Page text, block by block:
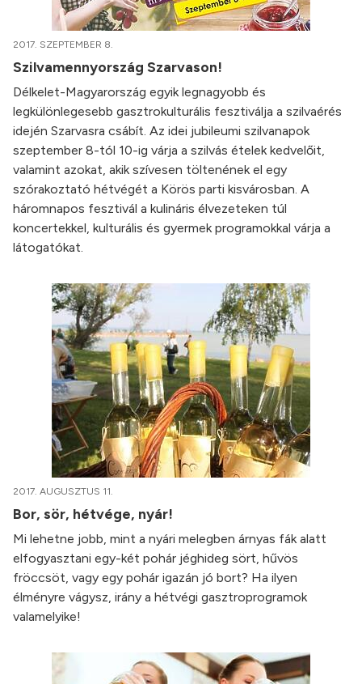
2017. SZEPTEMBER 8.
Szilvamennyország Szarvason!
Délkelet-Magyarország egyik legnagyobb és
legkülönlegesebb gasztrokulturális fesztiválja a szilvaérés
idején Szarvasra csábít. Az idei jubileumi szilvanapok
szeptember 8-tól 10-ig várja a szilvás ételek kedvelőit,
valamint azokat, akik szívesen töltenének el egy
szórakoztató hétvégét a Körös parti kisvárosban. A
háromnapos fesztivál a kulináris élvezeteken túl
koncertekkel, kulturális és gyermek programokkal várja a
látogatókat.
2017. AUGUSZTUS 11.
Bor, sör, hétvége, nyár!
Mi lehetne jobb, mint a nyári melegben árnyas fák alatt
elfogyasztani egy-két pohár jéghideg sört, hűvös
fröccsöt, vagy egy pohár igazán jó bort? Ha ilyen
élményre vágysz, irány a hétvégi gasztroprogramok
valamelyike!